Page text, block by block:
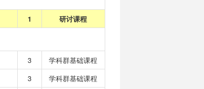
1 研讨课程
3
学科群基础课程
3
学科群基础课程